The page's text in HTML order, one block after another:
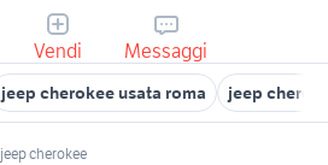
Vendi Messaggi
jeep cherokee usata roma jeep
jeep cherokee